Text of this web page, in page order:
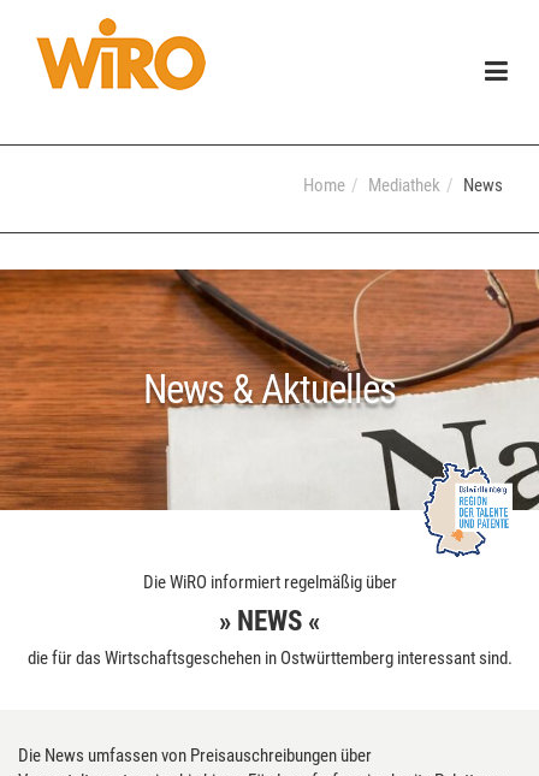
Home Mediathek News
News & Aktuelles
Die WiRO informiert regelmäßig über
» NEWS «
die für das Wirtschaftsgeschehen in Ostwürttemberg interessant sind.
Die News umfassen von Preisauschreibungen über